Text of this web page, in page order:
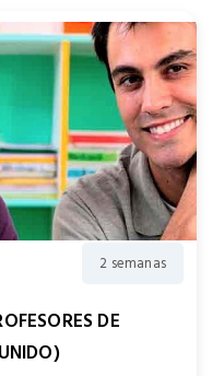
2 semanas
DE